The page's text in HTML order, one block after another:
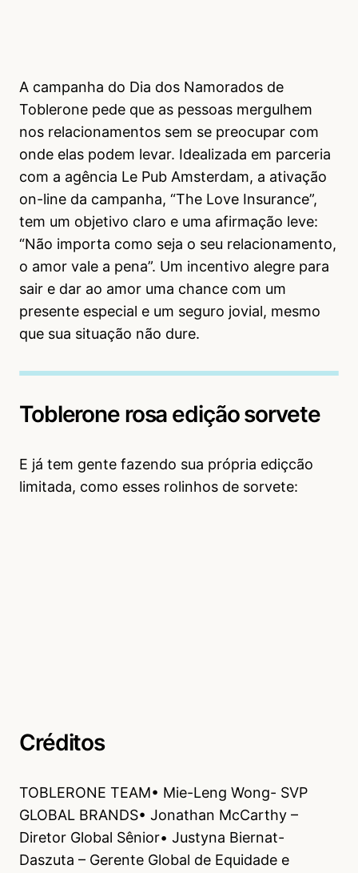
A campanha do Dia dos Namorados de
Toblerone pede que as pessoas mergulhem
nos relacionamentos sem se preocupar com
onde elas podem levar. Idealizada em parceria
com a agência Le Pub Amsterdam, a ativação
on-line da campanha, “The Love Insurance”,
tem um objetivo claro e uma afirmação leve:
“Não importa como seja o seu relacionamento,
o amor vale a pena”. Um incentivo alegre para
sair e dar ao amor uma chance com um
presente especial e um seguro jovial, mesmo
que sua situação não dure.
Toblerone rosa edição sorvete
E já tem gente fazendo sua própria ediçcão
limitada, como esses rolinhos de sorvete:
Créditos
TOBLERONE TEAM• Mie-Leng Wong- SVP
GLOBAL BRANDS• Jonathan McCarthy –
Diretor Global Sênior• Justyna Biernat-
Daszuta – Gerente Global de Equidade e